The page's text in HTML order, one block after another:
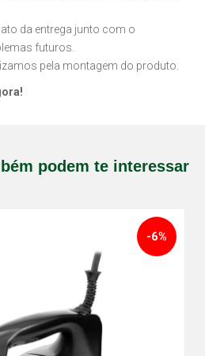
da entrega junto com o
futuros.
pela montagem do produto.
podem te interessar
-6%